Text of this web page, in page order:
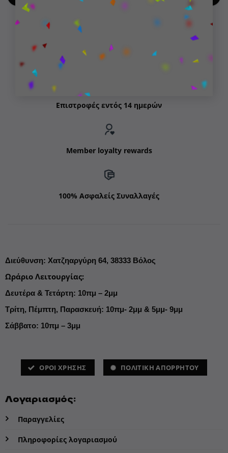
Δωρεάν μεταφορικά για παραγγελίες άνω των 99€
Επιστροφές εντός 14 ημερών
Member loyalty rewards
100% Ασφαλείς Συναλλαγές
Διεύθυνση: Χατζηαργύρη 64, 38333 Βόλος
Ωράριο Λειτουργίας:
Δευτέρα & Τετάρτη: 10πμ – 2μμ
Τρίτη, Πέμπτη, Παρασκευή: 10πμ- 2μμ & 5μμ- 9μμ
Σάββατο: 10πμ – 3μμ
ΌΡΟΙ ΧΡΗΣΗΣ ΠΟΛΙΤΙΚΗ ΑΠΟΡΡΗΤΟΥ
Λογαριασμός:
Παραγγελίες
Πληροφορίες λογαριασμού